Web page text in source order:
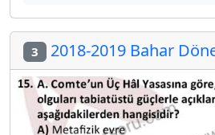
3 2018-2019 Bahar